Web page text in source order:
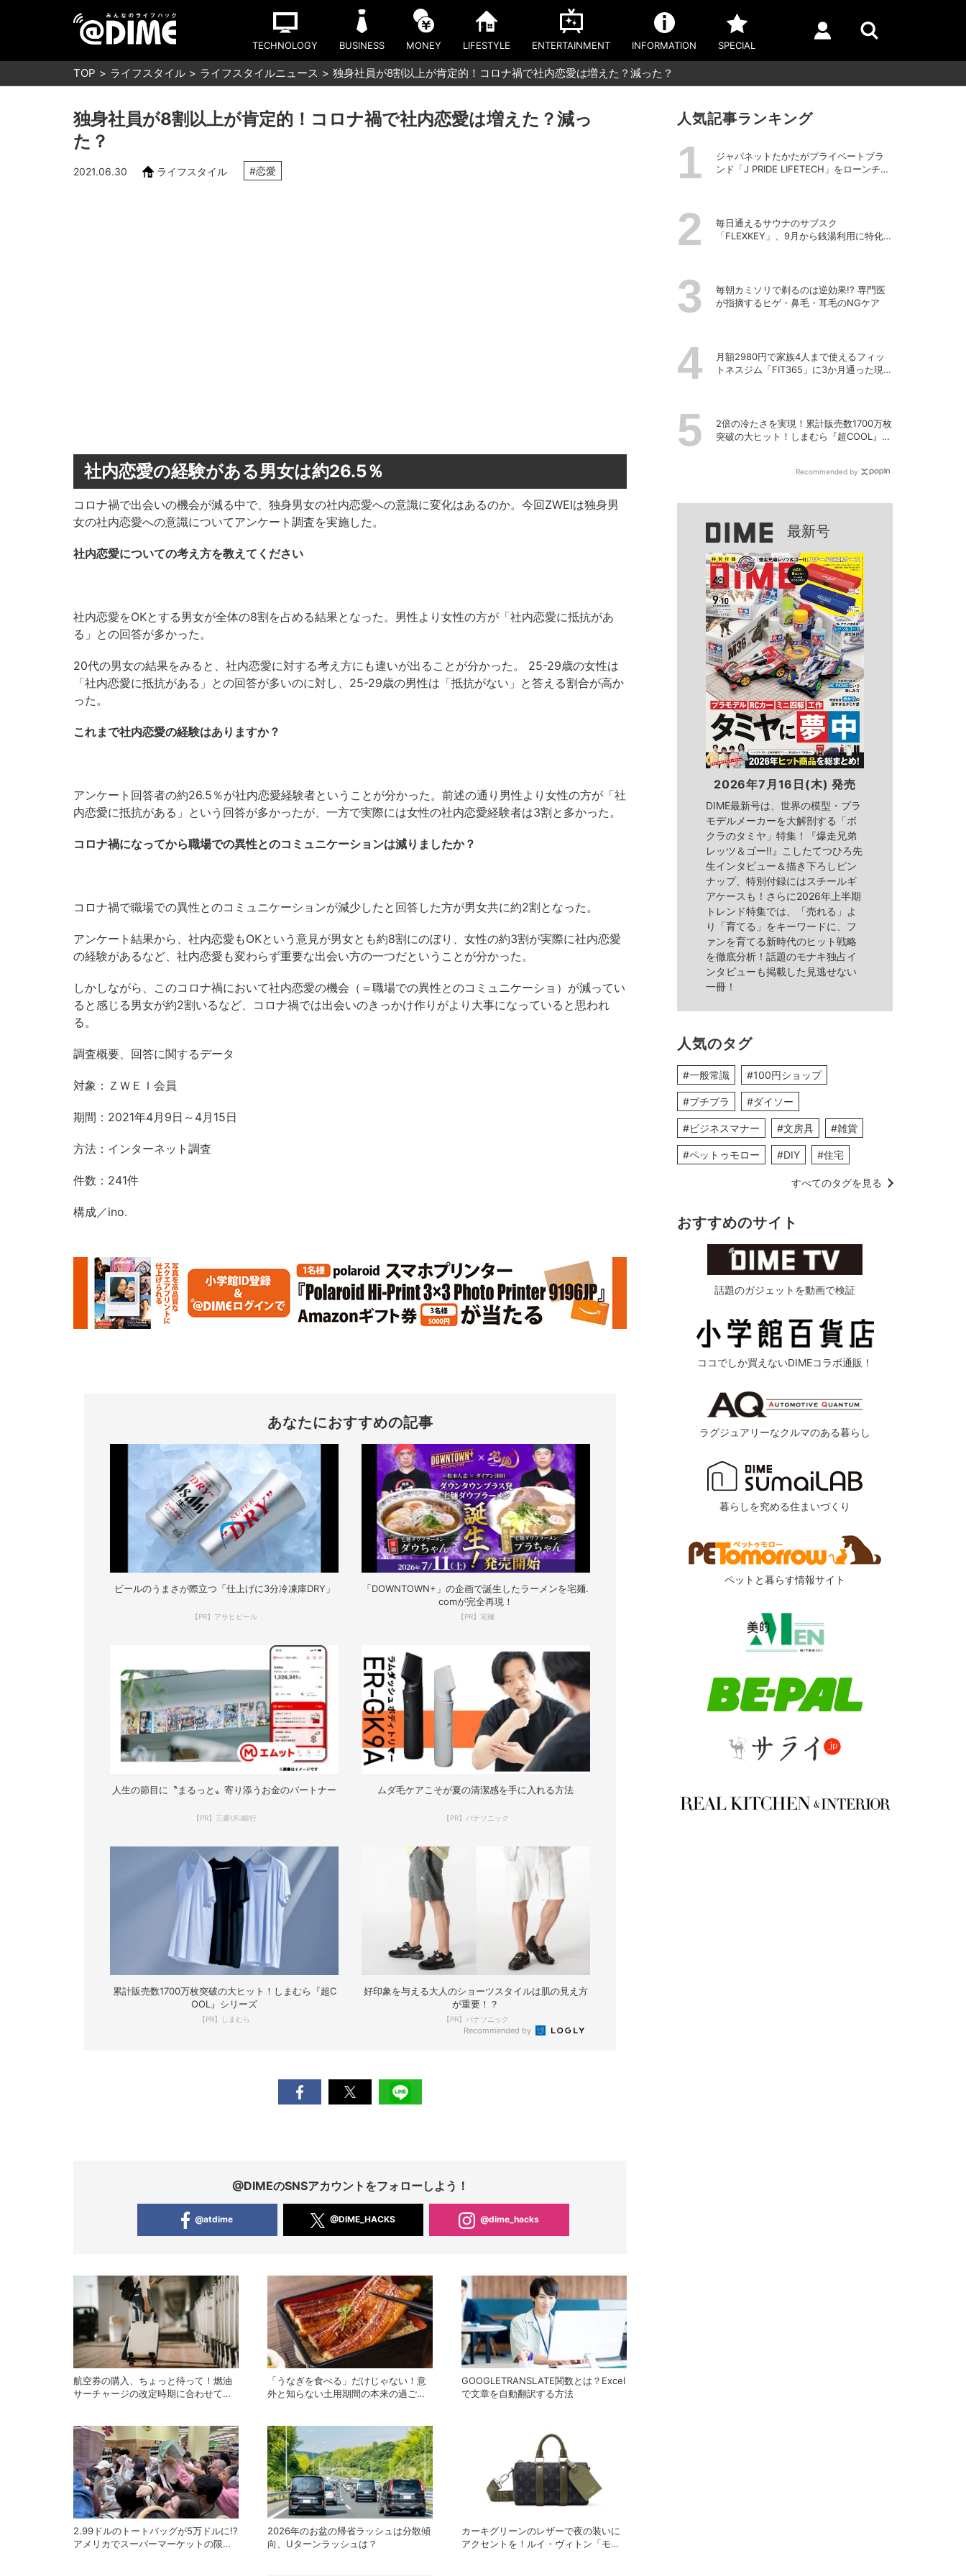
TECHNOLOGY BUSINESS MONEY LIFESTYLE ENTERTAINMENT INFORMATION SPECIAL
TOP ライフスタイル ライフスタイルニュース 独身社員が8割以上が肯定的！コロナ禍で社内恋愛は増えた？減った？
独身社員が8割以上が肯定的！コロナ禍で社内恋愛は増えた？減っ
た？
2021.06.30 ライフスタイル #恋愛
社内恋愛の経験がある男女は約26.5％
コロナ禍で出会いの機会が減る中で、独身男女の社内恋愛への意識に変化はあるのか。今回ZWEIは独身男
女の社内恋愛への意識についてアンケート調査を実施した。
社内恋愛についての考え方を教えてください
社内恋愛をOKとする男女が全体の8割を占める結果となった。男性より女性の方が「社内恋愛に抵抗があ
る」との回答が多かった。
20代の男女の結果をみると、社内恋愛に対する考え方にも違いが出ることが分かった。 25-29歳の女性は
「社内恋愛に抵抗がある」との回答が多いのに対し、25-29歳の男性は「抵抗がない」と答える割合が高か
った。
これまで社内恋愛の経験はありますか？
アンケート回答者の約26.5％が社内恋愛経験者ということが分かった。前述の通り男性より女性の方が「社
内恋愛に抵抗がある」という回答が多かったが、一方で実際には女性の社内恋愛経験者は3割と多かった。
コロナ禍になってから職場での異性とのコミュニケーションは減りましたか？
コロナ禍で職場での異性とのコミュニケーションが減少したと回答した方が男女共に約2割となった。
アンケート結果から、社内恋愛もOKという意見が男女とも約8割にのぼり、女性の約3割が実際に社内恋愛
の経験があるなど、社内恋愛も変わらず重要な出会い方の一つだということが分かった。
しかしながら、このコロナ禍において社内恋愛の機会（＝職場での異性とのコミュニケーショ）が減ってい
ると感じる男女が約2割いるなど、コロナ禍では出会いのきっかけ作りがより大事になっていると思われ
る。
調査概要、回答に関するデータ
対象：ＺＷＥＩ会員
期間：2021年4月9日～4月15日
方法：インターネット調査
件数：241件
構成／ino.
あなたにおすすめの記事
ビールのうまさが際立つ「仕上げに3分冷凍庫DRY」
【PR】アサヒビール
「DOWNTOWN+」の企画で誕生したラーメンを宅麺.
comが完全再現！
【PR】宅麺
人生の節目に〝まるっと〟寄り添うお金のパートナー
【PR】三菱UFJ銀行
ムダ毛ケアこそが夏の清潔感を手に入れる方法
【PR】パナソニック
累計販売数1700万枚突破の大ヒット！しまむら『超C
OOL』シリーズ
【PR】しまむら
好印象を与える大人のショーツスタイルは肌の見え方
が重要！？
【PR】パナソニック
Recommended by
@DIMEのSNSアカウントをフォローしよう！
@atdime @DIME_HACKS @dime_hacks
航空券の購入、ちょっと待って！燃油
サーチャージの改定時期に合わせてお
「うなぎを食べる」だけじゃない！意
外と知らない土用期間の本来の過ごし
GOOGLETRANSLATE関数とは？Excel
で文章を自動翻訳する方法
2.99ドルのトートバッグが5万ドルに!?
アメリカでスーパーマーケットの限定
2026年のお盆の帰省ラッシュは分散傾
向、Uターンラッシュは？
カーキグリーンのレザーで夜の装いに
アクセントを！ルイ・ヴィトン「モノ
人気記事ランキング
ジャパネットたかたがプライベートブラ
ンド「J PRIDE LIFETECH」をローンチ、
毎日通えるサウナのサブスク
「FLEXKEY」、9月から銭湯利用に特化し
毎朝カミソリで剃るのは逆効果!? 専門医
が指摘するヒゲ・鼻毛・耳毛のNGケア
月額2980円で家族4人まで使えるフィッ
トネスジム「FIT365」に3か月通った現在
2倍の冷たさを実現！累計販売数1700万枚
突破の大ヒット！しまむら『超COOL』シ
Recommended by
最新号
2026年7月16日(木) 発売
DIME最新号は、世界の模型・プラ
モデルメーカーを大解剖する「ボ
クラのタミヤ」特集！『爆走兄弟
レッツ＆ゴー!!』こしたてつひろ先
生インタビュー＆描き下ろしピン
ナップ、特別付録にはスチールギ
アケースも！さらに2026年上半期
トレンド特集では、「売れる」よ
り「育てる」をキーワードに、フ
ァンを育てる新時代のヒット戦略
を徹底分析！話題のモナキ独占イ
ンタビューも掲載した見逃せない
一冊！
人気のタグ
#一般常識 #100円ショップ
#プチプラ #ダイソー
#ビジネスマナー #文房具 #雑貨
#ペットゥモロー #DIY #住宅
すべてのタグを見る
おすすめのサイト
話題のガジェットを動画で検証
ココでしか買えないDIMEコラボ通販！
ラグジュアリーなクルマのある暮らし
暮らしを究める住まいづくり
ペットと暮らす情報サイト